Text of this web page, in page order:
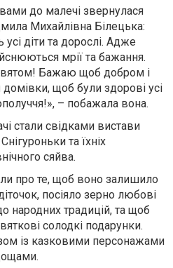
до малечі звернулася
Михайлівна Білецька:
діти та дорослі. Адже
мрії та бажання.
Бажаю щоб добром і
щоб були здорові усі
– побажала вона.
стали свідками вистави
та їхніх
сяйва.
про те, щоб воно залишило
посіяло зерно любові
народних традицій, та щоб
солодкі подарунки.
із казковими персонажами